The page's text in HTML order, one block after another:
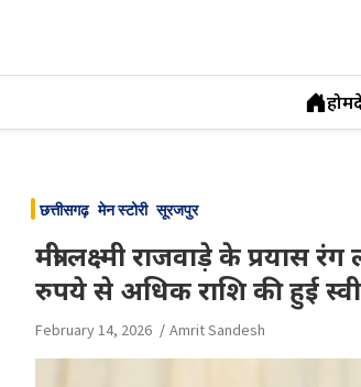
content
होम
छत्तीसगढ़ मेन स्टोरी सूरजपुर
मंत्री लक्ष्मी राजवाड़े के
रुपये से अधिक राशि की हुई
February 14, 2026 Amrit Sandesh